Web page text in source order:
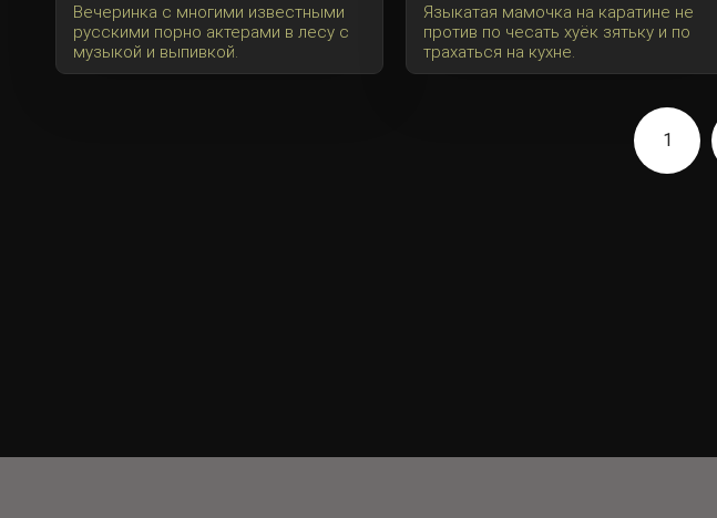
Вечеринка с многими известными
русскими порно актерами в лесу с
музыкой и выпивкой.
Языкатая мамочка на каратине не
против по чесать хуёк зятьку и по
трахаться на кухне.
1